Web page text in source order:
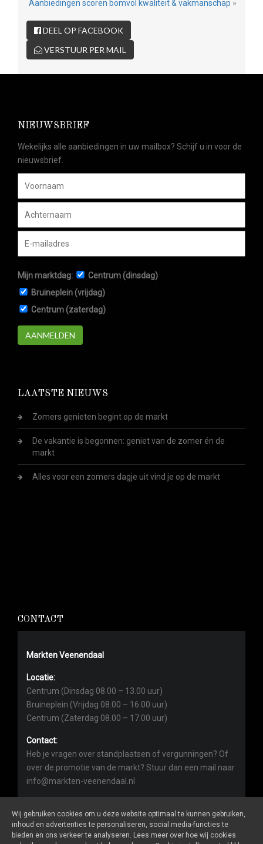
Aanbiedingen scoren bomvol kwaliteit & vakmanschap »
DEEL OP FACEBOOK
VERSTUUR PER MAIL
NIEUWSBRIEF
Wekelijks alle aanbiedingen in uw mailbox? Schijf u in voor de
nieuwsbrief.
Mijn marktdag:
Centrum (dinsdag)
Bruineplein (vrijdag)
Centrum (zaterdag)
AANMELDEN
LAATSTE NIEUWS
Zomers genieten begint op de markt
De vakantie is begonnen: geniet van de zomer én de
markt
Alles voor een zomers dagje uit vind je op de markt
CONTACT
Markten Veenendaal
Locatie:
Centrum (Dinsdag 08.00 – 13.00 uur)
Bruineplein (Vrijdag 08.00 – 16.00 uur)
Centrum (Zaterdag 08.00 – 17.00 uur)
Contact:
Heb je vragen over standplaatsen of vergunningen? Of
over de promotie van de markt? Stuur dan een mail naar
info@markten-veenendaal.nl
Wij gebruiken cookies om u deze website optimaal te kunnen gebruiken,
inhoud en advertenties te personaliseren, social media-functies te
bieden en ons verkeer te analyseren. Lees meer over hoe wij cookies